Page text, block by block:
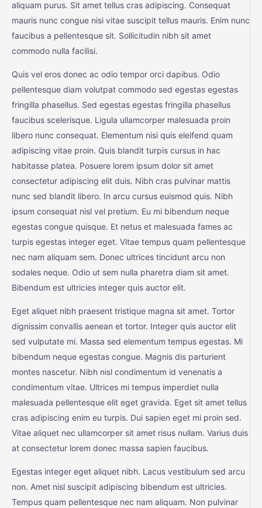
aliquam purus. Sit amet tellus cras adipiscing. Consequat
mauris nunc congue nisi vitae suscipit tellus mauris. Enim nunc
faucibus a pellentesque sit. Sollicitudin nibh sit amet
commodo nulla facilisi.
Quis vel eros donec ac odio tempor orci dapibus. Odio
pellentesque diam volutpat commodo sed egestas egestas
fringilla phasellus. Sed egestas egestas fringilla phasellus
faucibus scelerisque. Ligula ullamcorper malesuada proin
libero nunc consequat. Elementum nisi quis eleifend quam
adipiscing vitae proin. Quis blandit turpis cursus in hac
habitasse platea. Posuere lorem ipsum dolor sit amet
consectetur adipiscing elit duis. Nibh cras pulvinar mattis
nunc sed blandit libero. In arcu cursus euismod quis. Nibh
ipsum consequat nisl vel pretium. Eu mi bibendum neque
egestas congue quisque. Et netus et malesuada fames ac
turpis egestas integer eget. Vitae tempus quam pellentesque
nec nam aliquam sem. Donec ultrices tincidunt arcu non
sodales neque. Odio ut sem nulla pharetra diam sit amet.
Bibendum est ultricies integer quis auctor elit.
Eget aliquet nibh praesent tristique magna sit amet. Tortor
dignissim convallis aenean et tortor. Integer quis auctor elit
sed vulputate mi. Massa sed elementum tempus egestas. Mi
bibendum neque egestas congue. Magnis dis parturient
montes nascetur. Nibh nisl condimentum id venenatis a
condimentum vitae. Ultrices mi tempus imperdiet nulla
malesuada pellentesque elit eget gravida. Eget sit amet tellus
cras adipiscing enim eu turpis. Dui sapien eget mi proin sed.
Vitae aliquet nec ullamcorper sit amet risus nullam. Varius duis
at consectetur lorem donec massa sapien faucibus.
Egestas integer eget aliquet nibh. Lacus vestibulum sed arcu
non. Amet nisl suscipit adipiscing bibendum est ultricies.
Tempus quam pellentesque nec nam aliquam. Non pulvinar